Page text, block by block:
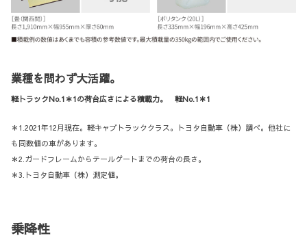
業種を問わず大活躍。
軽トラックNo.1＊1の荷台広さによる積載力。 軽No.1＊1
＊1.2021年12月現在。軽キャブトラッククラス。トヨタ自動車（株）調べ。他社に
も同数値の車があります。
＊2.ガードフレームからテールゲートまでの荷台の長さ。
＊3.トヨタ自動車（株）測定値。
乗降性